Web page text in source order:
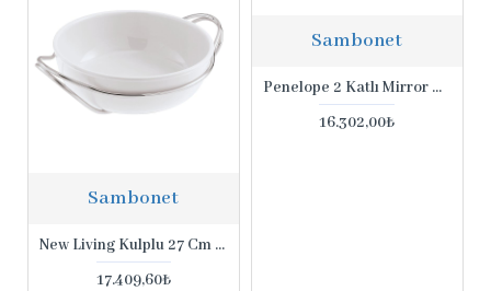
Sambonet
New Living Kulplu 27 Cm Spaghetti Porselen Kâsesi
17.409,60₺
Sambonet
Penelope 2 Katlı Mirror Pvd Rum Etejer
16.302,00₺